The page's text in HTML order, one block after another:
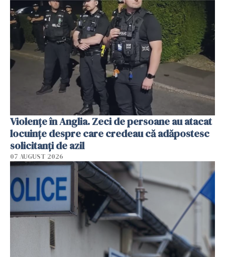
Violenţe în Anglia. Zeci de persoane au atacat
locuinţe despre care credeau că adăpostesc
solicitanţi de azil
07 AUGUST 2026